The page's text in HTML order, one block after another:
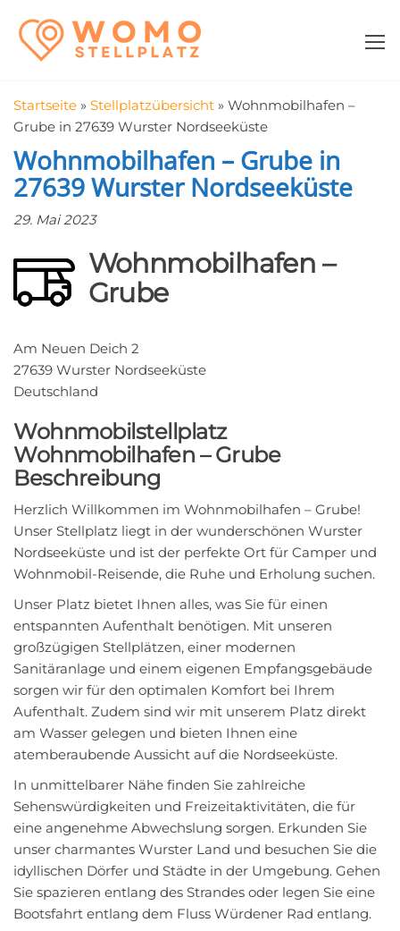
Inhalt
springen
in der Nähe
Startseite » Stellplatzübersicht » Wohnmobilhafen –
Grube in 27639 Wurster Nordseeküste
Wohnmobilhafen – Grube in
27639 Wurster Nordseeküste
29. Mai 2023
Wohnmobilhafen –
Grube
Am Neuen Deich 2
27639 Wurster Nordseeküste
Deutschland
Wohnmobilstellplatz
Wohnmobilhafen – Grube
Beschreibung
Herzlich Willkommen im Wohnmobilhafen – Grube!
Unser Stellplatz liegt in der wunderschönen Wurster
Nordseeküste und ist der perfekte Ort für Camper und
Wohnmobil-Reisende, die Ruhe und Erholung suchen.
Unser Platz bietet Ihnen alles, was Sie für einen
entspannten Aufenthalt benötigen. Mit unseren
großzügigen Stellplätzen, einer modernen
Sanitäranlage und einem eigenen Empfangsgebäude
sorgen wir für den optimalen Komfort bei Ihrem
Aufenthalt. Zudem sind wir mit unserem Platz direkt
am Wasser gelegen und bieten Ihnen eine
atemberaubende Aussicht auf die Nordseeküste.
In unmittelbarer Nähe finden Sie zahlreiche
Sehenswürdigkeiten und Freizeitaktivitäten, die für
eine angenehme Abwechslung sorgen. Erkunden Sie
unser charmantes Wurster Land und besuchen Sie die
idyllischen Dörfer und Städte in der Umgebung. Gehen
Sie spazieren entlang des Strandes oder legen Sie eine
Bootsfahrt entlang dem Fluss Würdener Rad entlang.